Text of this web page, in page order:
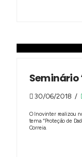
Seminário
30/06/2018
O Inovinter realizou
tema “Proteção de
Correia.